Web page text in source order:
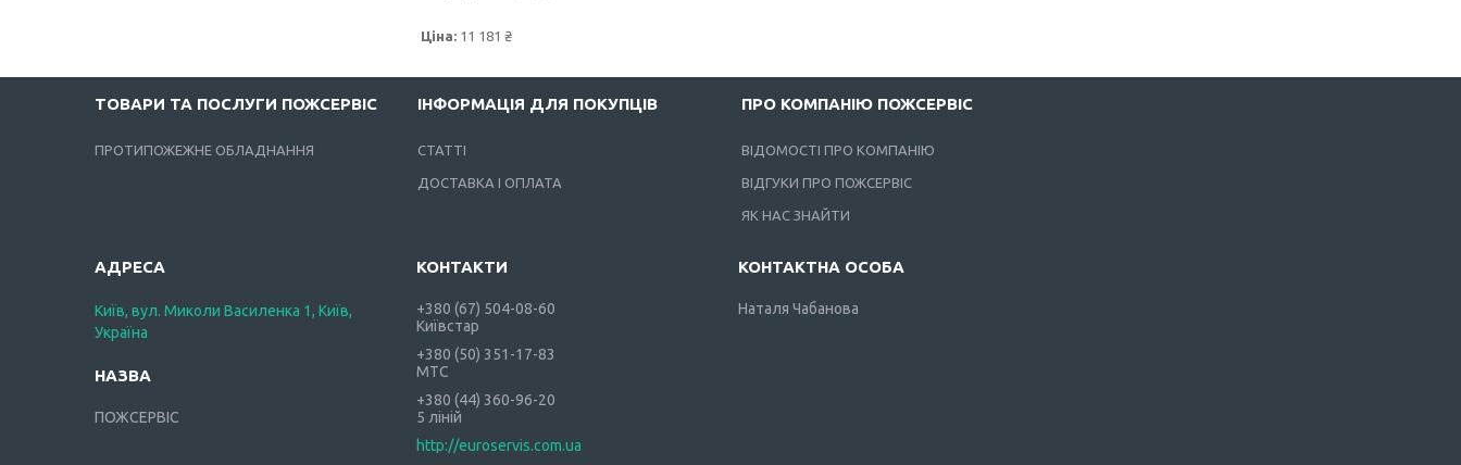
Ціна: 11 181 ₴
ТОВАРИ ТА ПОСЛУГИ ПОЖСЕРВІС
ПРОТИПОЖЕЖНЕ ОБЛАДНАННЯ
ІНФОРМАЦІЯ ДЛЯ ПОКУПЦІВ
СТАТТІ
ДОСТАВКА І ОПЛАТА
ПРО КОМПАНІЮ ПОЖСЕРВІС
ВІДОМОСТІ ПРО КОМПАНІЮ
ВІДГУКИ ПРО ПОЖСЕРВІС
ЯК НАС ЗНАЙТИ
Київ, вул. Миколи Василенка 1, Київ,
Україна
ПОЖСЕРВІС
+380 (67) 504-08-60
Київстар
+380 (50) 351-17-83
МТС
+380 (44) 360-96-20
5 ліній
http://euroservis.com.ua
Наталя Чабанова